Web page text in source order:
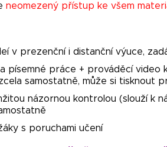
neomezený přístup ke všem
v prezenční i distanční výuce,
písemné práce + prováděcí video
samostatně, může si tisknout
názornou kontrolou (slouží k
s poruchami učení